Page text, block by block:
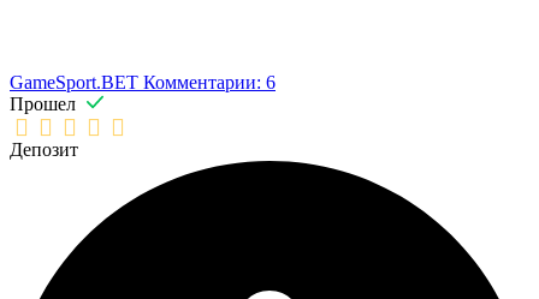
GameSport.BET Комментарии: 6
Прошел
Депозит